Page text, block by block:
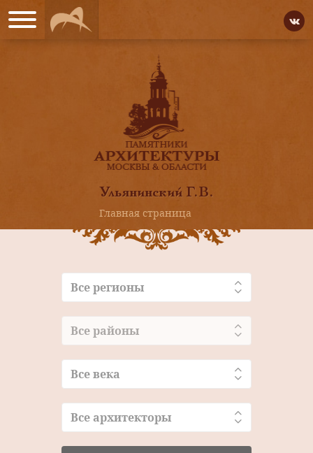
Ульянинский Г.В.
Главная страница
Все регионы
Все районы
Все века
Все архитекторы